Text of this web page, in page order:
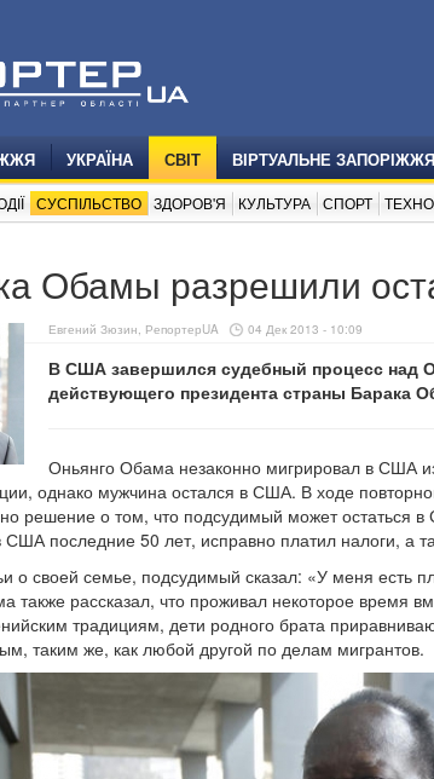
УКРАЇНА СВІТ ВІРТУАЛЬНЕ ЗАПОРІЖЖЯ
СУСПІЛЬСТВО ЗДОРОВ'Я КУЛЬТУРА СПОРТ
Обамы разрешили
Евгений Зюзин, РепортерUA 04 Дек 2013 - 10:09
В США завершился судебный процесс над
действующего президента страны Барака
Оньянго Обама незаконно мигрировал в США
однако мужчина остался в США. В ходе
решение о том, что подсудимый может остаться
США последние 50 лет, исправно платил налоги, а
о своей семье, подсудимый сказал: «У меня
также рассказал, что проживал некоторое время
традициям, дети родного брата
таким же, как любой другой по делам мигрантов.